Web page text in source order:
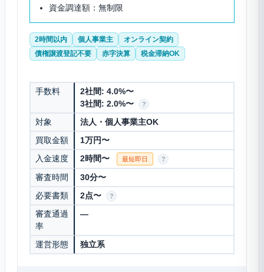
資金調達額：無制限
2時間以内 個人事業主
オンライン契約
債権譲渡登記不要
赤字決算 税金滞納OK
手数料
2社間: 4.0%〜
3社間: 2.0%〜
?
対象
法人・個人事業主OK
買取金額
1万円〜
入金速度
2時間〜 最短即日 ?
審査時間
30分〜
必要書類
2点〜 ?
審査通過
率
—
運営形態 独立系